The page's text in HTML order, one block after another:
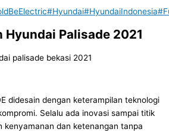
#Hyundai#HyundaiIndonesia
Hyundai Palisade 2021
didesain dengan keterampilan teknologi
Selalu ada inovasi sampai titik
kenyamanan dan ketenangan tanpa